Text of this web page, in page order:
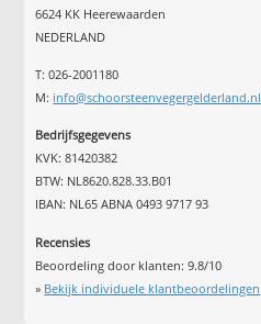
6624 KK Heerewaarden
NEDERLAND
T: 026-2001180
M: info@schoorsteenvegergelderland.nl
Bedrijfsgegevens
KVK: 81420382
BTW: NL8620.828.33.B01
IBAN: NL65 ABNA 0493 9717 93
Recensies
Beoordeling door klanten:9.8/10
» Bekijk individuele klantbeoordelingen